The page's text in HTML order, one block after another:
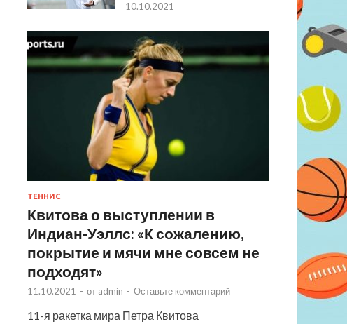
10.10.2021
ТЕННИС
Квитова о выступлении в
Индиан-Уэллс: «К сожалению,
покрытие и мячи мне совсем не
подходят»
11.10.2021 - от admin - Оставьте комментарий
11-я ракетка мира Петра Квитова